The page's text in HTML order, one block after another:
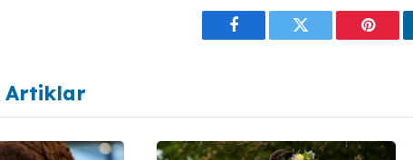
FacebookTwitter
Artiklar